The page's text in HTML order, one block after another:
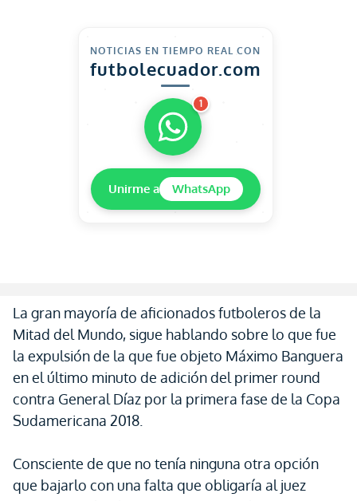
NOTICIAS EN TIEMPO REAL CON
futbolecuador.com
1
Unirme a WhatsApp
La gran mayoría de aficionados futboleros de la
Mitad del Mundo, sigue hablando sobre lo que fue
la expulsión de la que fue objeto Máximo Banguera
en el último minuto de adición del primer round
contra General Díaz por la primera fase de la Copa
Sudamericana 2018.
Consciente de que no tenía ninguna otra opción
que bajarlo con una falta que obligaría al juez